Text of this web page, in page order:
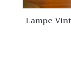
Lampe
70,
LED